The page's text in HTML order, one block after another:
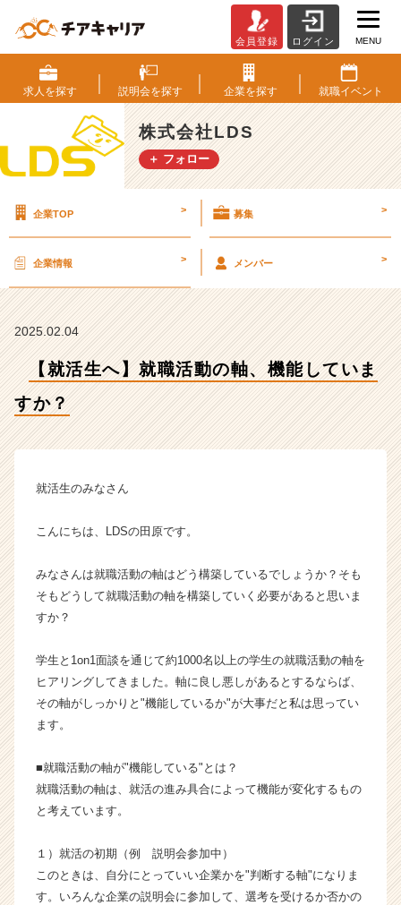
活
生
へ】
就
職
活
機
て
か？
【株
タ
ム
ラ
ベ
ン
チ
成
長
ら
ス
カ
会員登録 ログイン MENU
求人を探す 説明会を探す 企業を探す 就職イベント
株式会社LDS
＋ フォロー
企業TOP > 募集 >
企業情報 > メンバー >
2025.02.04
【就活生へ】就職活動の軸、機能していま
すか？
就活生のみなさん
こんにちは、LDSの田原です。
みなさんは就職活動の軸はどう構築しているでしょうか？そも
そもどうして就職活動の軸を構築していく必要があると思いま
すか？
学生と1on1面談を通じて約1000名以上の学生の就職活動の軸を
ヒアリングしてきました。軸に良し悪しがあるとするならば、
その軸がしっかりと"機能しているか"が大事だと私は思ってい
ます。
■就職活動の軸が"機能している"とは？
就職活動の軸は、就活の進み具合によって機能が変化するもの
と考えています。
１）就活の初期（例 説明会参加中）
このときは、自分にとっていい企業かを"判断する軸"になりま
す。いろんな企業の説明会に参加して、選考を受けるか否かの